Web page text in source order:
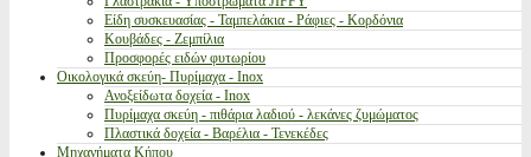
Είδη συσκευασίας - Ταμπελάκια - Ράφιες - Κορδόνια
Κουβάδες - Ζεμπίλια
Προσφορές ειδών φυτωρίου
Οικολογικά σκεύη- Πυρίμαχα - Inox
Ανοξείδωτα δοχεία - Inox
Πυρίμαχα σκεύη - πιθάρια λαδιού - λεκάνες ζυμώματος
Πλαστικά δοχεία - Βαρέλια - Τενεκέδες
Μηχανήματα Κήπου